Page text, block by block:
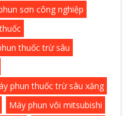
sơn công nghiệp
thuốc trừ sâu
phun thuốc trừ sâu xăng
Máy phun vôi mitsubishi